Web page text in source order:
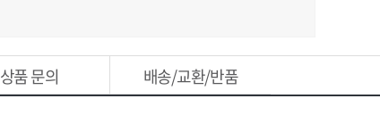
상품 문의 배송/교환/반품